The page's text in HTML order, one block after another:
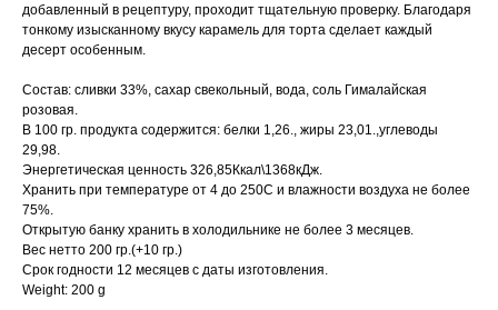
добавленный в рецептуру, проходит тщательную проверку. Благодаря
тонкому изысканному вкусу карамель для торта сделает каждый
десерт особенным.
Состав: сливки 33%, сахар свекольный, вода, соль Гималайская
розовая.
В 100 гр. продукта содержится: белки 1,26., жиры 23,01.,углеводы
29,98.
Энергетическая ценность 326,85Ккал\1368кДж.
Хранить при температуре от 4 до 250С и влажности воздуха не более
75%.
Открытую банку хранить в холодильнике не более 3 месяцев.
Вес нетто 200 гр.(+10 гр.)
Срок годности 12 месяцев с даты изготовления.
Weight: 200 g